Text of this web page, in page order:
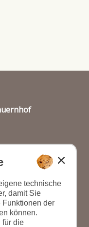
technische
damit Sie
Funktionen der
können.
für die